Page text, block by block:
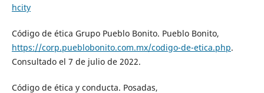
hcity
Código de ética Grupo Pueblo Bonito. Pueblo Bonito,
https://corp.pueblobonito.com.mx/codigo-de-etica.php.
Consultado el 7 de julio de 2022.
Código de ética y conducta. Posadas,